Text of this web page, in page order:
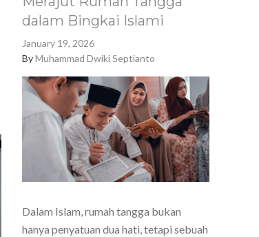
dalam Bingkai Islami
January 19, 2026
ByMuhammad Dwiki Septianto
Dalam Islam, rumah tangga bukan
hanya penyatuan dua hati, tetapi sebuah